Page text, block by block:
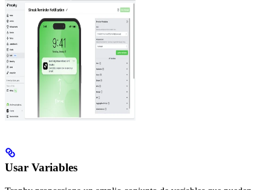
Usar Variables